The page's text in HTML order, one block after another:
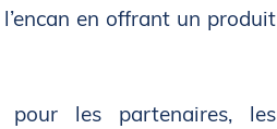
en offrant un produit
pour les partenaires, les